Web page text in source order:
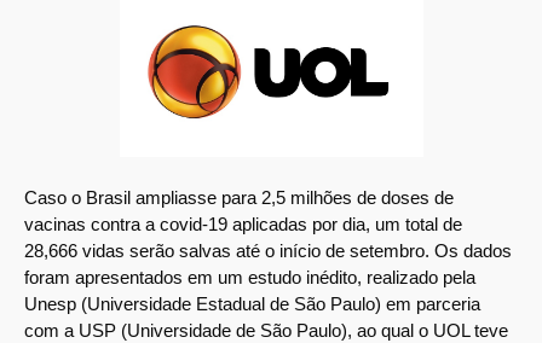
Caso o Brasil ampliasse para 2,5 milhões de doses de
vacinas contra a covid-19 aplicadas por dia, um total de
28,666 vidas serão salvas até o início de setembro. Os dados
foram apresentados em um estudo inédito, realizado pela
Unesp (Universidade Estadual de São Paulo) em parceria
com a USP (Universidade de São Paulo), ao qual o UOL teve